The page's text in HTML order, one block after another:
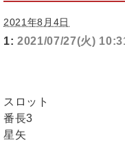
2021年8月4日
1: 2021/07/27(火)
スロット
番長3
星矢